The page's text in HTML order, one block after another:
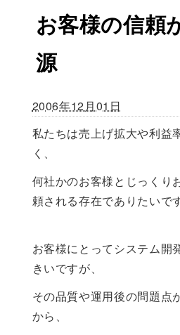
お客様の信頼
源
2006年12月01日
私たちは売上げ拡大や利益
く、
何社かのお客様とじっくり
頼される存在でありたいです
お客様にとってシステム開
きいですが、
その品質や運用後の問題点
から、